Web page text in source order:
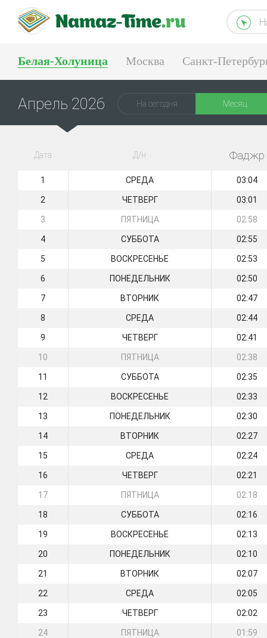
Белая-Холуница Москва Санкт-
Апрель 2026 На сегодня Месяц
Дата Д/н Фаджр
1 СРЕДА 03:04
2 ЧЕТВЕРГ 03:01
3 ПЯТНИЦА 02:58
4 СУББОТА 02:55
5 ВОСКРЕСЕНЬЕ 02:53
6 ПОНЕДЕЛЬНИК 02:50
7 ВТОРНИК 02:47
8 СРЕДА 02:44
9 ЧЕТВЕРГ 02:41
10 ПЯТНИЦА 02:38
11 СУББОТА 02:35
12 ВОСКРЕСЕНЬЕ 02:33
13 ПОНЕДЕЛЬНИК 02:30
14 ВТОРНИК 02:27
15 СРЕДА 02:24
16 ЧЕТВЕРГ 02:21
17 ПЯТНИЦА 02:18
18 СУББОТА 02:16
19 ВОСКРЕСЕНЬЕ 02:13
20 ПОНЕДЕЛЬНИК 02:10
21 ВТОРНИК 02:07
22 СРЕДА 02:05
23 ЧЕТВЕРГ 02:02
24 ПЯТНИЦА 01:59